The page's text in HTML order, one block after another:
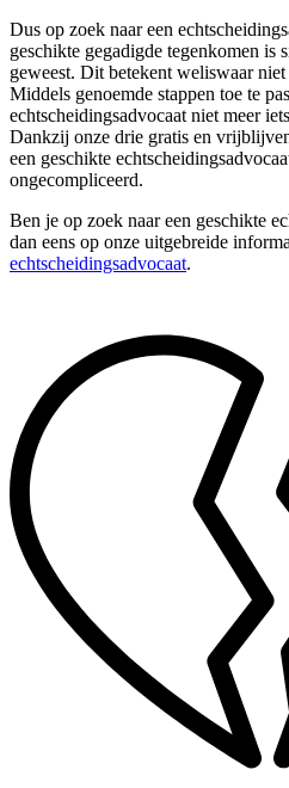
Dus op zoek naar een
geschikte gegadigde tegenkomen is
geweest. Dit betekent weliswaar
Middels genoemde stappen toe te
echtscheidingsadvocaat niet meer
Dankzij onze drie gratis en
een geschikte
ongecompliceerd.
Ben je op zoek naar een geschikte
dan eens op onze uitgebreide
echtscheidingsadvocaat.